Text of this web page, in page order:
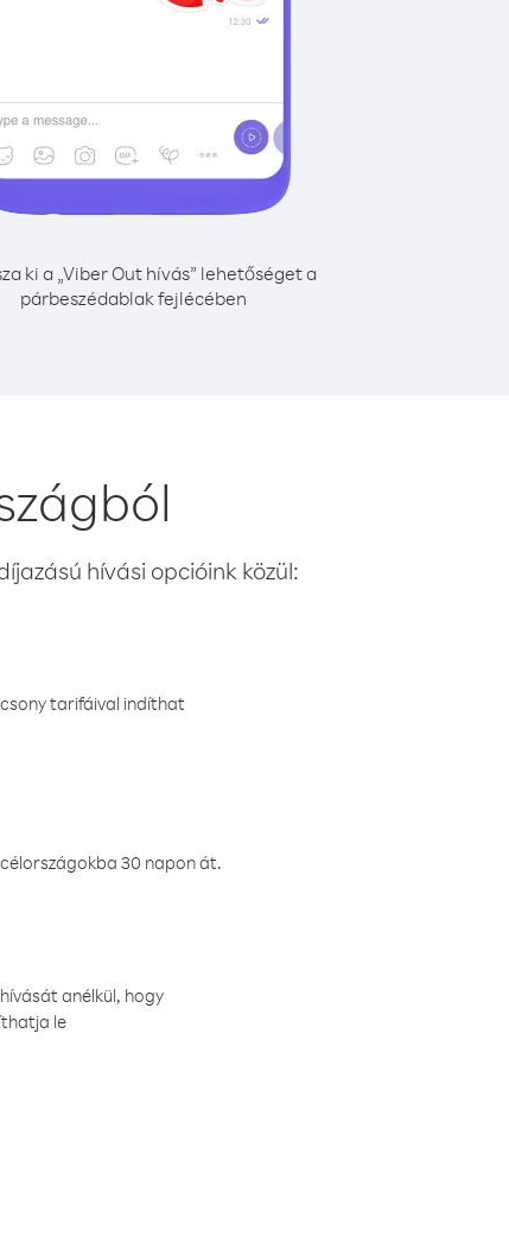
ki a „Viber Out hívás” lehetőséget a
párbeszédablak fejlécében
hívási opcióink közül:
tarifáival indíthat
30 napon át.
anélkül, hogy
le